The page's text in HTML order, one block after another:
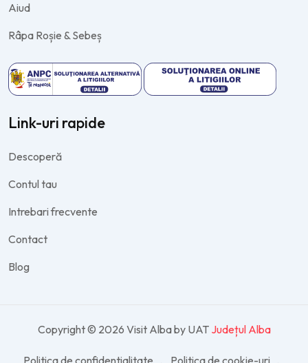
Aiud
Râpa Roșie & Sebeș
Link-uri rapide
Descoperă
Contul tau
Intrebari frecvente
Contact
Blog
Copyright © 2026 Visit Alba by UAT Județul Alba